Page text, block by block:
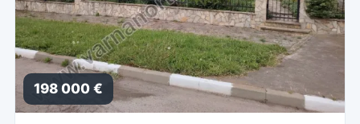
198 000 €